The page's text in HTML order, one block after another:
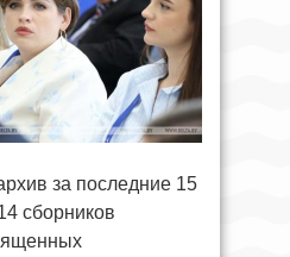
за последние 15
сборников